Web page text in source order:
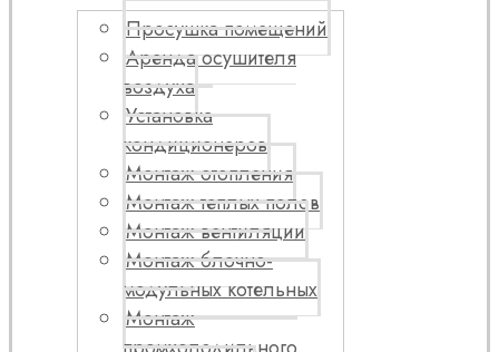
Просушка помещений
Аренда осушителя
воздуха
Установка
кондиционеров
Монтаж отопления
Монтаж теплых полов
Монтаж вентиляции
Монтаж блочно-
модульных котельных
Монтаж